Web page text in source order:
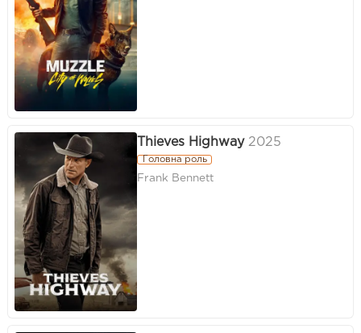
Thieves Highway 2025
Головна роль
Frank Bennett